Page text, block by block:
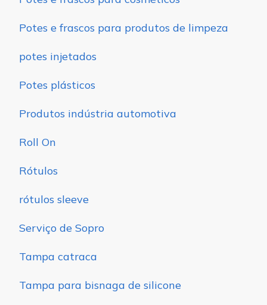
Potes e frascos para produtos de limpeza
potes injetados
Potes plásticos
Produtos indústria automotiva
Roll On
Rótulos
rótulos sleeve
Serviço de Sopro
Tampa catraca
Tampa para bisnaga de silicone